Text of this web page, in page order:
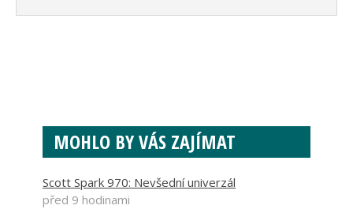
MOHLO BY VÁS ZAJÍMAT
Scott Spark 970: Nevšední univerzál
před 9 hodinami